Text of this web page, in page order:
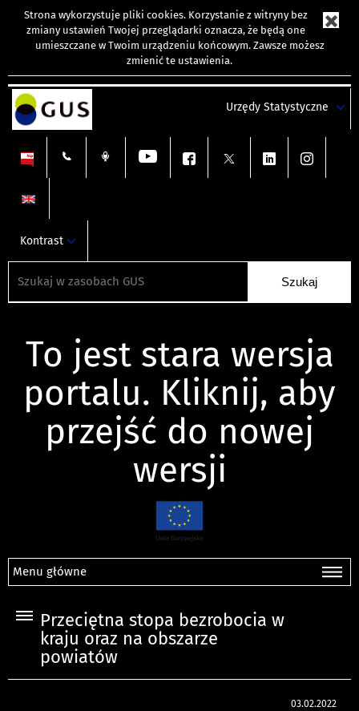
Strona wykorzystuje pliki cookies. Korzystanie z witryny bez
zmiany ustawień Twojej przeglądarki oznacza, że będą one
umieszczane w Twoim urządzeniu końcowym. Zawsze możesz
zmienić te ustawienia.
Urzędy Statystyczne
Kontrast
To jest stara wersja
portalu. Kliknij, aby
przejść do nowej
wersji
Menu główne
Przeciętna stopa bezrobocia w
kraju oraz na obszarze
powiatów
03.02.2022